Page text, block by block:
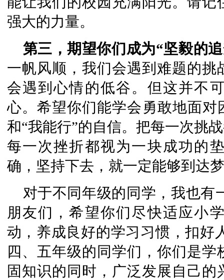
强大的力量。
第三，期望你们成为“坚毅的
一帆风顺，我们会遇到难题的
会遇到心情的低谷。但这并不
心。希望你们能学会勇敢地面对
和“我能行”的自信。把每一次挑
每一次挫折都视为一块成功的
确，坚持下去，就一定能够到达
对于不同年级的同学，我也有
朋友们，希望你们尽快适应小
动，养成良好的学习习惯，扣好
四、五年级的同学们，你们是
固知识的同时，广泛发展自己